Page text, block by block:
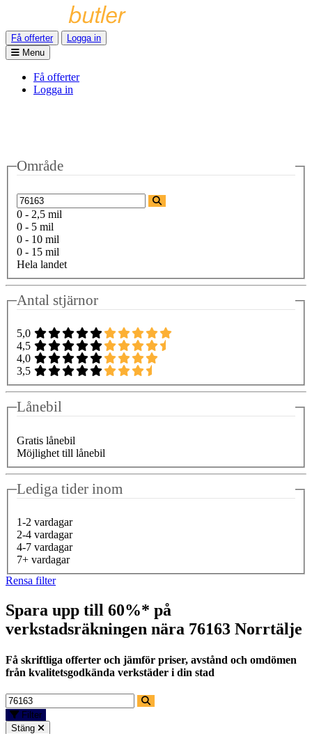
Få offerter
Logga in
Menu
Få offerter
Logga in
Område
0 - 2,5 mil
0 - 5 mil
0 - 10 mil
0 - 15 mil
Hela landet
Antal stjärnor
5,0
4,5
4,0
3,5
Lånebil
Gratis lånebil
Möjlighet till lånebil
Lediga tider inom
1-2 vardagar
2-4 vardagar
4-7 vardagar
7+ vardagar
Rensa filter
Spara upp till 60%* på
verkstadsräkningen nära 76163 Norrtälje
Få skriftliga offerter och jämför priser, avstånd och omdömen
från kvalitetsgodkända verkstäder i din stad
Filter
Stäng